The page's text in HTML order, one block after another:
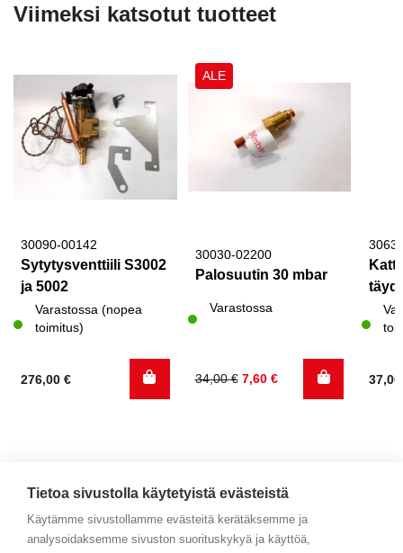
Viimeksi katsotut tuotteet
30090-00142
Sytytysventtiili S3002
ja 5002
Varastossa (nopea
toimitus)
276,00 €
ALE
30030-02200
Palosuutin 30 mbar
Varastossa
34,00€
Alkuperäinen
7,60 €
Nykyinen
Tietoa sivustolla käytetyistä evästeistä
Käytämme sivustollamme evästeitä kerätäksemme ja
analysoidaksemme sivuston suorituskykyä ja käyttöä,